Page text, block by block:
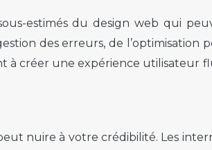
estimés du design web qui
des erreurs, de
à créer une expérience utilisateur
nuire à votre crédibilité. Les